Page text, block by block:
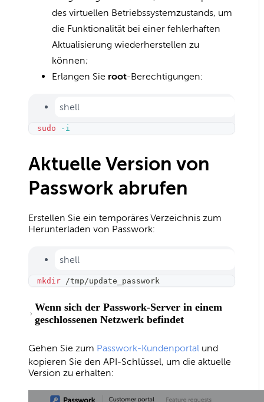
des virtuellen Betriebssystemzustands, um
die Funktionalität bei einer fehlerhaften
Aktualisierung wiederherstellen zu
können;
Erlangen Sie root-Berechtigungen:
shell
sudo -i
Aktuelle Version von
Passwork abrufen
Erstellen Sie ein temporäres Verzeichnis zum
Herunterladen von Passwork:
shell
mkdir /tmp/update_passwork
Wenn sich der Passwork-Server in einem
geschlossenen Netzwerk befindet
Gehen Sie zum Passwork-Kundenportal und
kopieren Sie den API-Schlüssel, um die aktuelle
Version zu erhalten: